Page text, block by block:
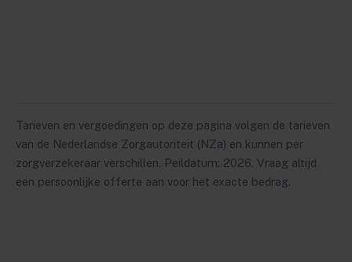
Tarieven en vergoedingen op deze pagina volgen de tarieven
van de Nederlandse Zorgautoriteit (NZa) en kunnen per
zorgverzekeraar verschillen. Peildatum: 2026. Vraag altijd
een persoonlijke offerte aan voor het exacte bedrag.